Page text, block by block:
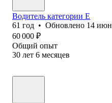
Водитель категории Е
61 год • Обновлено 14
60 000 ₽
Общий опыт
30 лет 6 месяцев